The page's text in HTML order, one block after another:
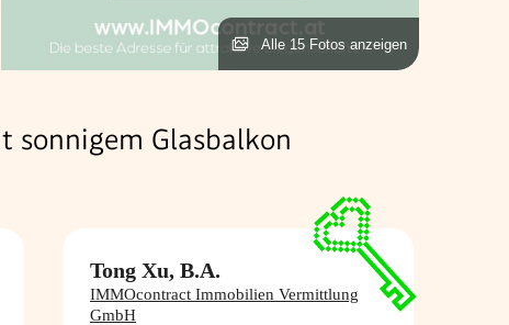
Alle 15 Fotos anzeigen
sonnigem Glasbalkon
Tong Xu, B.A.
IMMOcontract Immobilien Vermittlung
GmbH